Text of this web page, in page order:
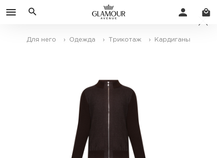
Для него › Одежда › Трикотаж › Кардиганы